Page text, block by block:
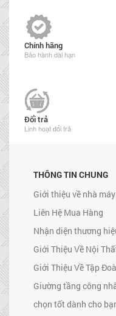
Chính hãng
Bảo hành dài hạn
Đổi trả
Linh hoạt đổi trả
THÔNG TIN CHUNG
Giới thiệu về nhà
Liên Hệ Mua Hàng
Nhận diện thương
Giới Thiệu Về Nội
Giới Thiệu Về Tập
Giường tầng công
chọn tốt dành cho